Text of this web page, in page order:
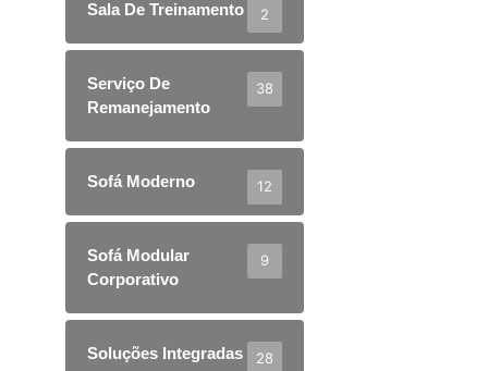
Sala De Treinamento 2
Serviço De
Remanejamento
38
Sofá Moderno 12
Sofá Modular
Corporativo
9
Soluções Integradas 28